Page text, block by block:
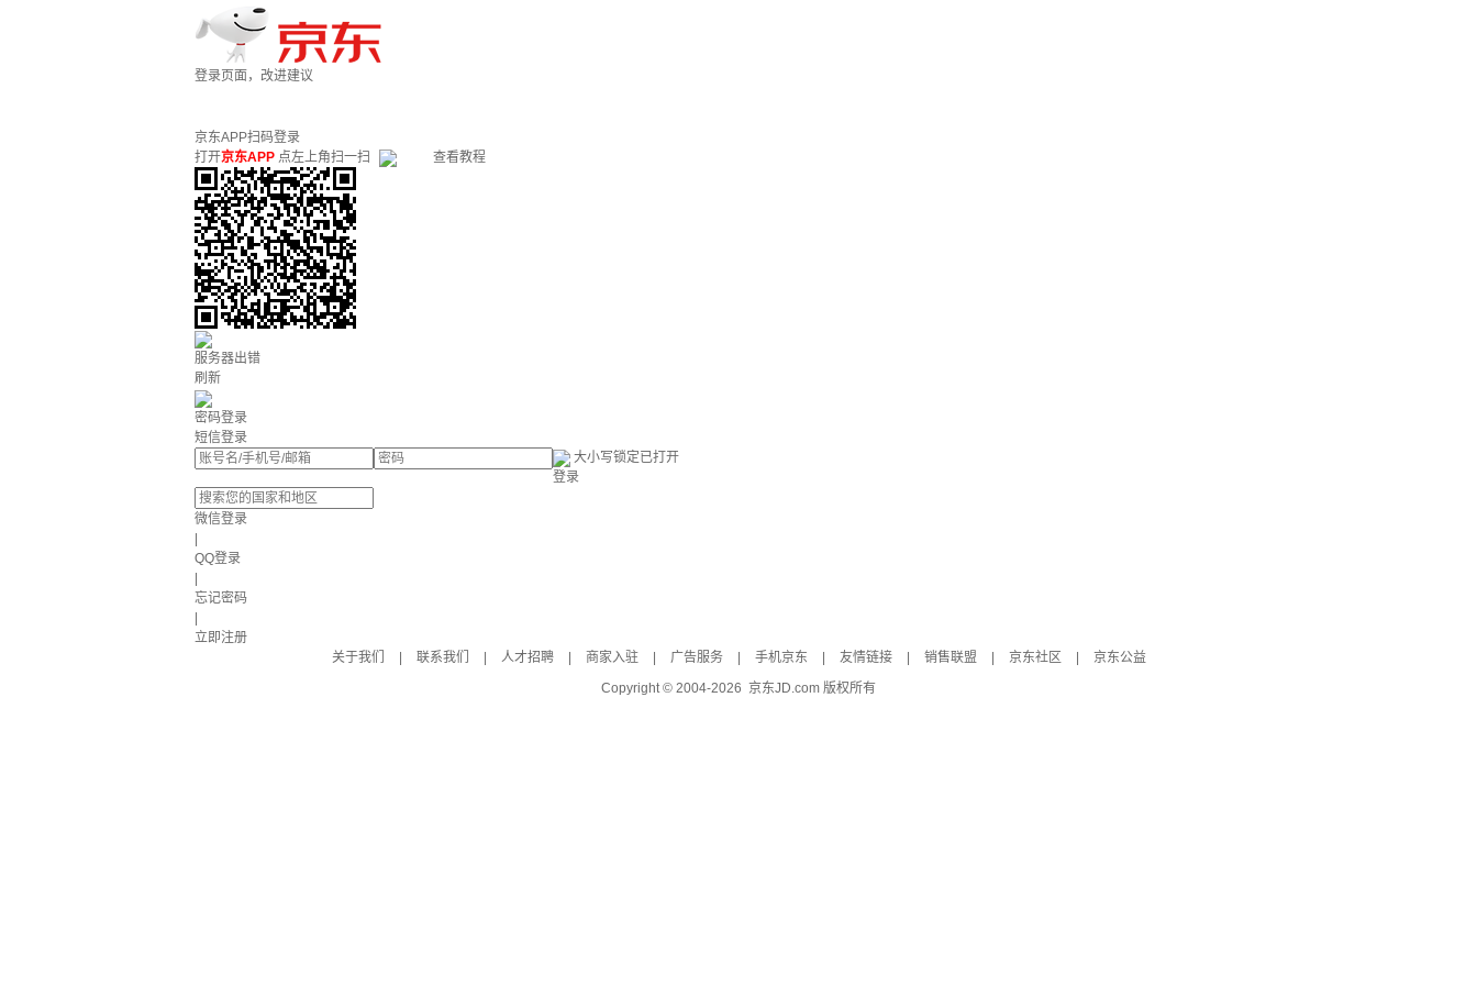
登录页面，改进建议
京东APP扫码登录
打开京东APP 点左上角扫一扫 查看教程
服务器出错
刷新
密码登录
短信登录
大小写锁定已打开
登录
微信登录
QQ登录
忘记密码
立即注册
关于我们
联系我们 人才招聘 商家入驻 广告服务 手机京东 友情链接 销售联盟 京东社区
京东公益
Copyright © 2004-2026 京东JD.com 版权所有